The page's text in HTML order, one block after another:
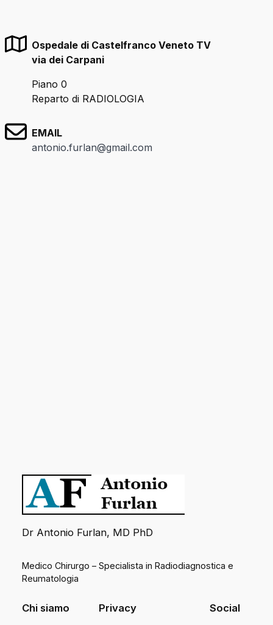
Ospedale di Castelfranco Veneto TV
via dei Carpani
Piano 0
Reparto di RADIOLOGIA
EMAIL
antonio.furlan@gmail.com
Dr Antonio Furlan, MD PhD
Medico Chirurgo – Specialista in Radiodiagnostica e
Reumatologia
Chi siamo Privacy Social